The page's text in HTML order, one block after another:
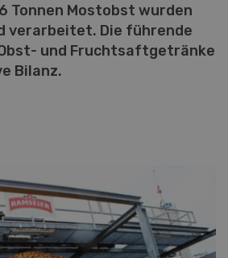
Tonnen Mostobst wurden
verarbeitet. Die führende
und Fruchtsaftgetränke
Bilanz.